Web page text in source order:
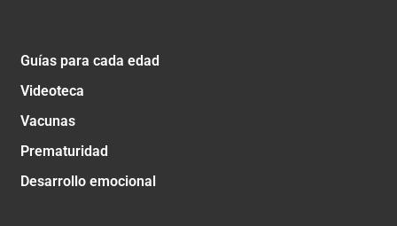
Guías para cada edad
Videoteca
Vacunas
Prematuridad
Desarrollo emocional